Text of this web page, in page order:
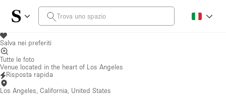
Salva nei preferiti
Tutte le foto
Venue located in the heart of Los Angeles
Risposta rapida
Los Angeles, California, United States